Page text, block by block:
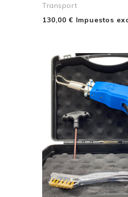
Transport
130,00 € Impuestos